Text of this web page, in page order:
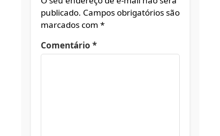
publicado. Campos obrigatórios são
marcados com *
Comentário *